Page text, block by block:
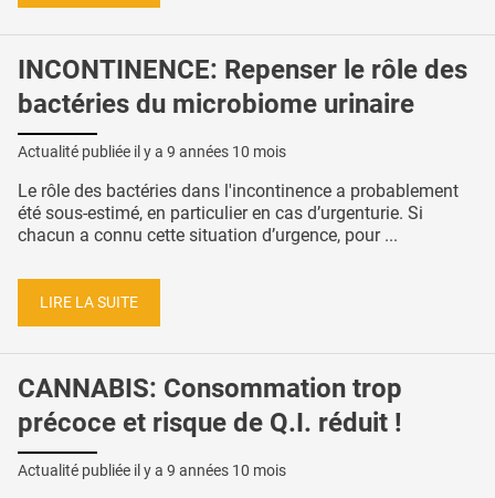
INCONTINENCE: Repenser le rôle des
bactéries du microbiome urinaire
Actualité publiée il y a 9 années 10 mois
Le rôle des bactéries dans l'incontinence a probablement
été sous-estimé, en particulier en cas d’urgenturie. Si
chacun a connu cette situation d’urgence, pour ...
LIRE LA SUITE
CANNABIS: Consommation trop
précoce et risque de Q.I. réduit !
Actualité publiée il y a 9 années 10 mois